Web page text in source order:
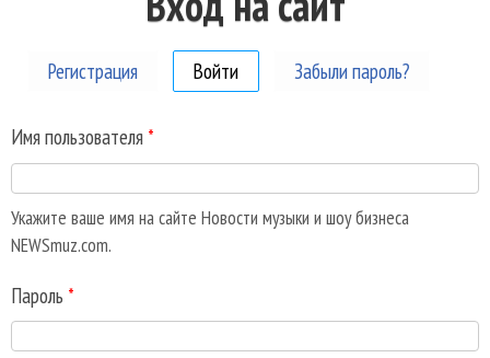
Регистрация Войти (активная вкладка)
Забыли пароль?
Имя пользователя *
Укажите ваше имя на сайте Новости музыки и шоу бизнеса
NEWSmuz.com.
Пароль *